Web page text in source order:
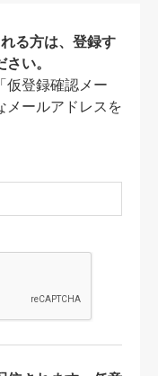
る方は、登録す
い。
仮登録確認メー
メールアドレスを